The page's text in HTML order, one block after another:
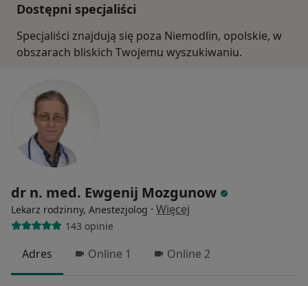
Dostępni specjaliści
Specjaliści znajdują się poza Niemodlin, opolskie, w
obszarach bliskich Twojemu wyszukiwaniu.
dr n. med. Ewgenij Mozgunow
Lekarz rodzinny, Anestezjolog · Więcej
143 opinie
Adres Online 1 Online 2